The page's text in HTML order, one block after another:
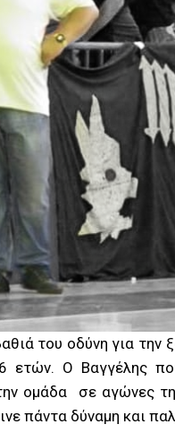
του οδύνη για
ετών. Ο Βαγγέλης
ομάδα σε αγώνες
πάντα δύναμη και